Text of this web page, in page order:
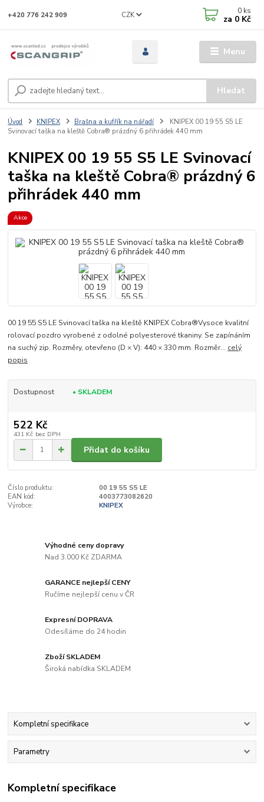
Menu
CZK
Hledat
+420 776 242 909 0 ks
za 0 Kč
Úvod KNIPEX Brašna a kufřík na nářadí
KNIPEX 00 19 55 S5 LE
Svinovací taška na kleště Cobra® prázdný 6 přihrádek 440 mm
KNIPEX 00 19 55 S5 LE Svinovací
taška na kleště Cobra® prázdný 6
přihrádek 440 mm
Akce
00 19 55 S5 LE Svinovací taška na kleště KNIPEX Cobra®Vysoce kvalitní
rolovací pozdro vyrobené z odolné polyesterové tkaniny. Se zapínáním
na suchý zip. Rozměry, otevřeno (D × V): 440 × 330 mm. Rozměr... celý
popis
Dostupnost • SKLADEM
522 Kč
431 Kč bez DPH
Přidat do košíku
Číslo produktu:
00 19 55 S5 LE
EAN kód:
4003773082620
Výrobce:
KNIPEX
Výhodné ceny dopravy
Nad 3.000 Kč ZDARMA
GARANCE nejlepší CENY
Ručíme nejlepší cenu v ČR
Expresní DOPRAVA
Odesíláme do 24 hodin
Zboží SKLADEM
Široká nabídka SKLADEM
Kompletní specifikace
Parametry
Kompletní specifikace